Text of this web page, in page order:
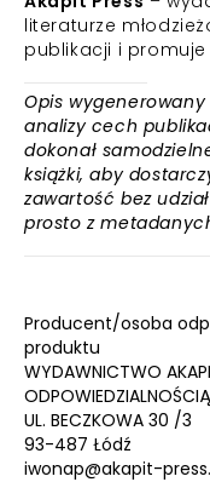
literaturze
publikacji i
Opis
analizy cech
dokonał
książki, aby
zawartość bez
prosto z
Producent/osoba
produktu
WYDAWNICTWO
ODPOWIEDZIALNOŚCIĄ
UL. BECZKOWA 30 /3
93-487 Łódź
iwonap@akapit-